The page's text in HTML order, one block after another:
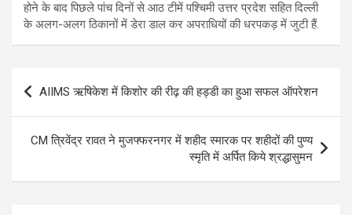
होने के बाद पिछले पांच दिनों से आठ टीमें पश्चिमी उत्तर प्रदेश सहित दिल्ली
के अलग-अलग ठिकानों में डेरा डाल कर अपराधियों की धरपकड़ में जुटी हैं.
Post
navigation
AIIMS ऋषिकेश में किशोर की रीढ़ की हड्डी का हुआ सफल ऑपरेशन
CM त्रिवेंद्र रावत ने मुजफ्फरनगर में शहीद स्मारक पर शहीदों की पुण्य
स्मृति में अर्पित किये श्रद्धासुमन